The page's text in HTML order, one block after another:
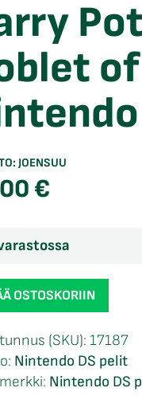
JOENSUU
€
OSTOSKORIIN
(SKU): 17187
Nintendo DS pelit
Nintendo DS